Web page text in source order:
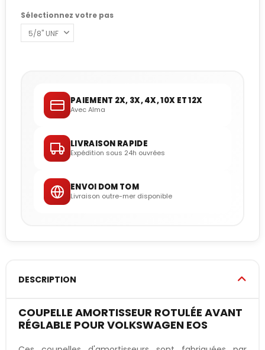
Sélectionnez votre pas
PAIEMENT 2X, 3X, 4X, 10X ET 12X
Avec Alma
LIVRAISON RAPIDE
Expédition sous 24h ouvrées
ENVOI DOM TOM
Livraison outre-mer disponible
DESCRIPTION
COUPELLE AMORTISSEUR ROTULÉE AVANT
RÉGLABLE POUR VOLKSWAGEN EOS